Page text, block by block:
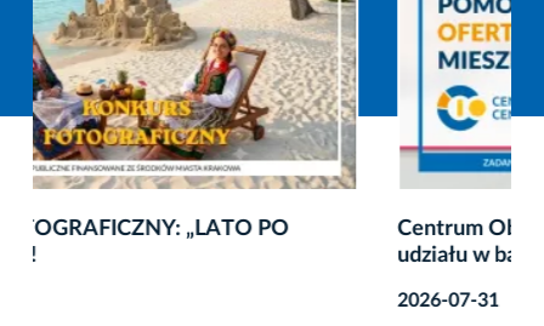
Centrum Obywatelskie Centrum C10 zaprasza do
udziału w badaniu